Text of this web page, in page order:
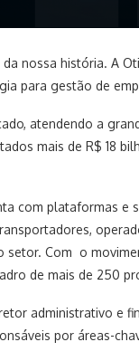
nossa história. A
para gestão de
atendendo a
mais de R$ 18
com plataformas e
Com o
de mais de 250
administrativo e
por áreas-